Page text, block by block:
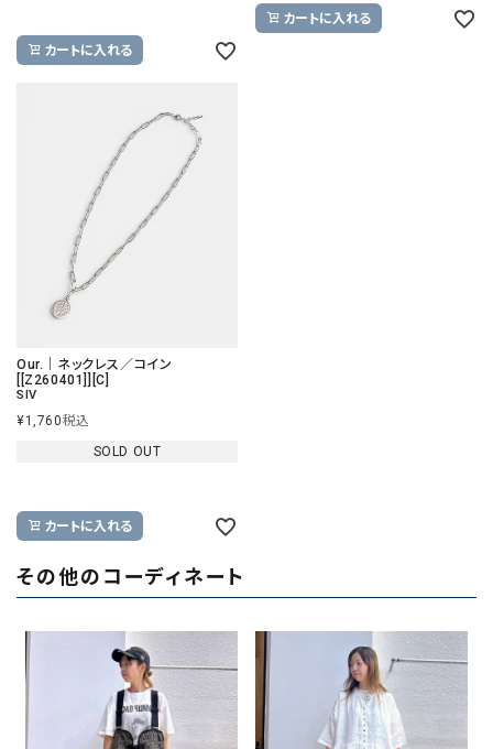
カートに入れる
カートに入れる
Our.｜ネックレス／コイン
[[Z260401]][C]
SIV
¥1,760税込
SOLD OUT
カートに入れる
その他のコーディネート